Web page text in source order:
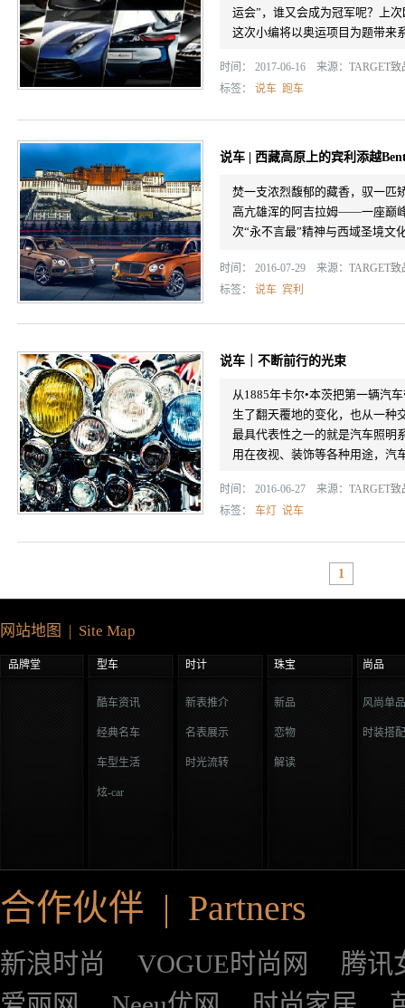
运会”，谁又会成为冠军呢？上
这次小编将以奥运项目为题带来
时间： 2017-06-16 来源： TARGET致
标签： 说车 跑车
说车 | 西藏高原上的宾利添越
焚一支浓烈馥郁的藏香，驭一匹
高亢雄浑的阿吉拉姆——一座巅
次“永不言最”精神与西域圣境文
时间： 2016-07-29 来源： TARGET致
标签： 说车 宾利
说车｜不断前行的光束
从1885年卡尔•本茨把第一辆汽
生了翻天覆地的变化，也从一种
最具代表性之一的就是汽车照明
用在夜视、装饰等各种用途，汽
时间： 2016-06-27 来源： TARGET致
标签： 车灯 说车
1
网站地图 | Site Map
品牌堂 型车 时计 珠宝 尚品
酷车资讯
经典名车
车型生活
炫-car
新表推介
名表展示
时光流转
新品
恋物
解读
风尚单品
时装搭配
合作伙伴 | Partners
新浪时尚 VOGUE时尚网
腾讯